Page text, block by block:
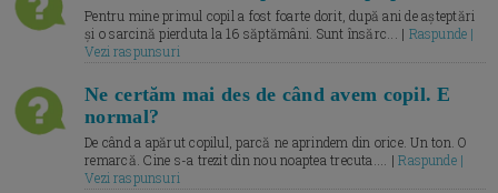
Pentru mine primul copil a fost foarte dorit, după ani de așteptări
și o sarcină pierduta la 16 săptămâni. Sunt însărc... | Raspunde |
Vezi raspunsuri
Ne certăm mai des de când avem copil. E
normal?
De când a apărut copilul, parcă ne aprindem din orice. Un ton. O
remarcă. Cine s-a trezit din nou noaptea trecuta.... |Raspunde |
Vezi raspunsuri